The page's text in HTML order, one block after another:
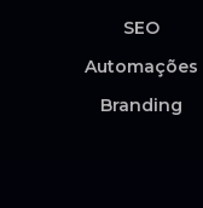
SEO
Automações
Branding